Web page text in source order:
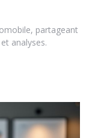
partageant
analyses.